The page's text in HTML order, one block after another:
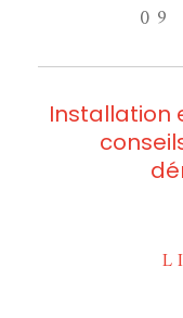
09
Installation